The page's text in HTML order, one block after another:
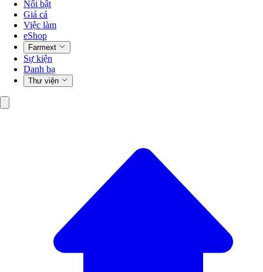
Nổi bật
Giá cả
Việc làm
eShop
Farmext
Sự kiện
Danh bạ
Thư viện